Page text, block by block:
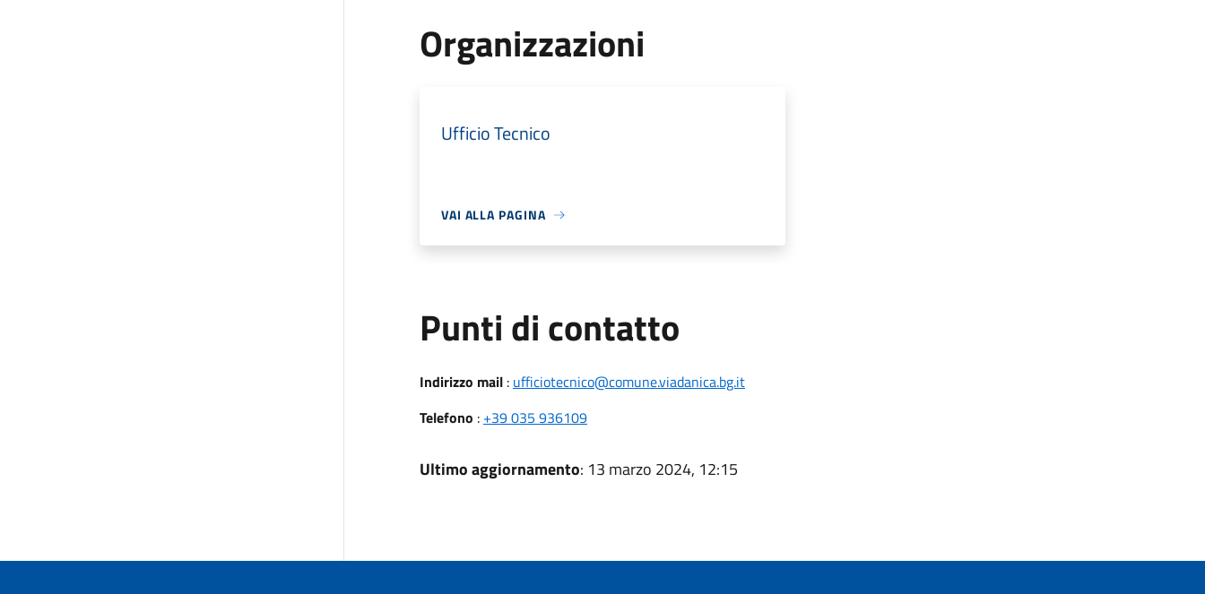
Organizzazioni
Ufficio Tecnico
VAI ALLA PAGINA
Punti di contatto
Indirizzo mail: ufficiotecnico@comune.viadanica.bg.it
Telefono : +39 035 936109
Ultimo aggiornamento: 13 marzo 2024, 12:15